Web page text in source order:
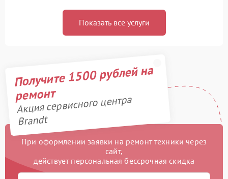
Показать все услуги
Получите 1500 рублей на
ремонт
Акция сервисного центра
Brandt
При оформлении заявки на ремонт техники через
сайт,
действует персональная бессрочная скидка